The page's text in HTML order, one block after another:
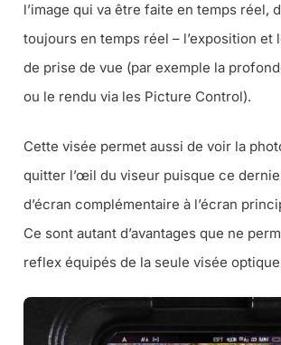
l’image qui va être faite en temps réel,
toujours en temps réel – l’exposition et
de prise de vue (par exemple la
ou le rendu via les Picture Control).
Cette visée permet aussi de voir la
quitter l’œil du viseur puisque ce
d’écran complémentaire à l’écran
Ce sont autant d’avantages que ne
reflex équipés de la seule visée